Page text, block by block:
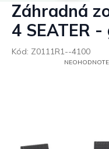
Záhradná
4 SEATER
Kód: Z0111R1--4100
PRIEMERNÉ